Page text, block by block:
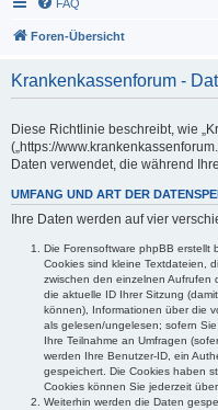
FAQ
Foren-Übersicht
Krankenkassenforum -
Diese Richtlinie beschreibt, wie
(„https://
Daten verwendet, die während
UMFANG UND ART DER
Ihre Daten werden auf vier
Die Forensoftware phpBB erstellt
Cookies sind kleine Textdateien,
zwischen den einzelnen Aufrufen
die aktuelle ID Ihrer Sitzung
können), Informationen über die
als gelesen/ungelesen; sofern
Ihre Teilnahme an Umfragen
werden Ihre Benutzer-ID, ein
gespeichert. Die Cookies haben
Cookies können Sie jederzeit
Weiterhin werden die Daten